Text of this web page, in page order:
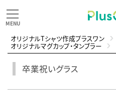
オリジナルTシャツ作成プラスワン
オリジナルマグカップ・タンブラー
卒業祝いグラス